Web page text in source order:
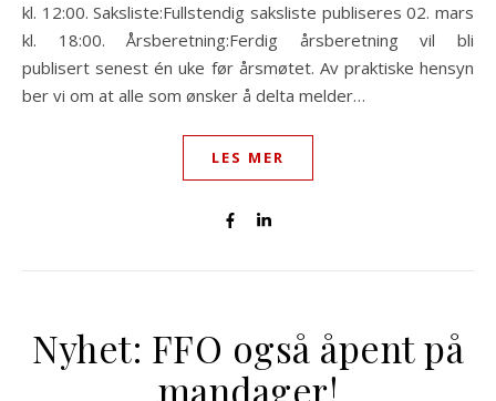
kl. 12:00. Saksliste:Fullstendig saksliste publiseres 02. mars
kl. 18:00. Årsberetning:Ferdig årsberetning vil bli
publisert senest én uke før årsmøtet. Av praktiske hensyn
ber vi om at alle som ønsker å delta melder…
LES MER
Nyhet: FFO også åpent på
mandager!